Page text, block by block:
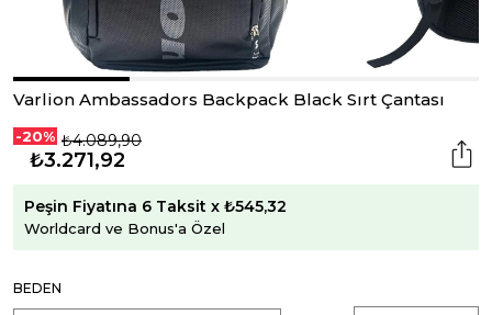
Varlion Ambassadors Backpack Black Sırt Çantası
-20% ₺4.089,90
₺3.271,92
Peşin Fiyatına 6 Taksit x ₺545,32
Worldcard ve Bonus'a Özel
BEDEN